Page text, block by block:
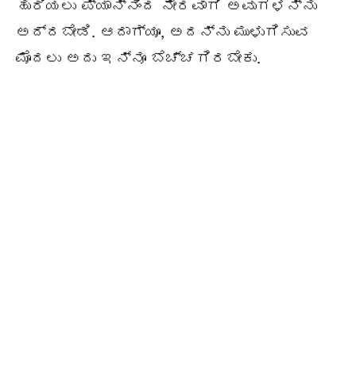
ಹುರಿಯಲು ಪ್ಯಾನ್ನಿಂದ ನೇರವಾಗಿ ಅವುಗಳನ್ನು
ಅದ್ದಬೇಡಿ. ಆದಾಗ್ಯೂ, ಅದನ್ನು ಮುಳುಗಿಸುವ
ಮೊದಲು ಅದು ಇನ್ನೂ ಬೆಚ್ಚಗಿರಬೇಕು.